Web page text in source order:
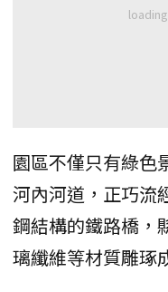
園區不僅只有綠色
河內河道，正巧流
鋼結構的鐵路橋，
璃纖維等材質雕琢